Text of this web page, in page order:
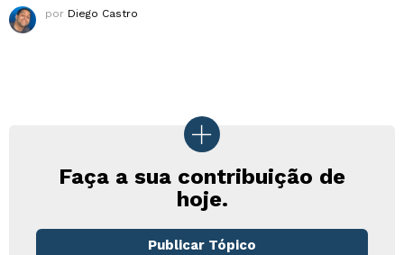
por Diego Castro
Faça a sua contribuição de
hoje.
Publicar Tópico